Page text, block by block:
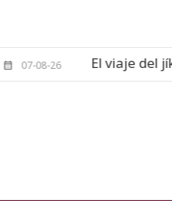
07-08-26 El viaje del